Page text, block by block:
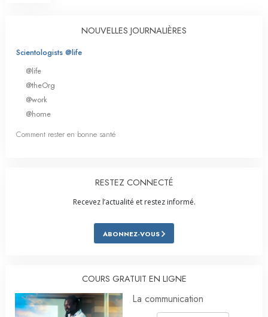
NOUVELLES JOURNALIÈRES
Scientologists @life
@life
@theOrg
@work
@home
Comment rester en bonne santé
RESTEZ CONNECTÉ
Recevez l’actualité et restez informé.
ABONNEZ-VOUS
COURS GRATUIT EN LIGNE
La communication